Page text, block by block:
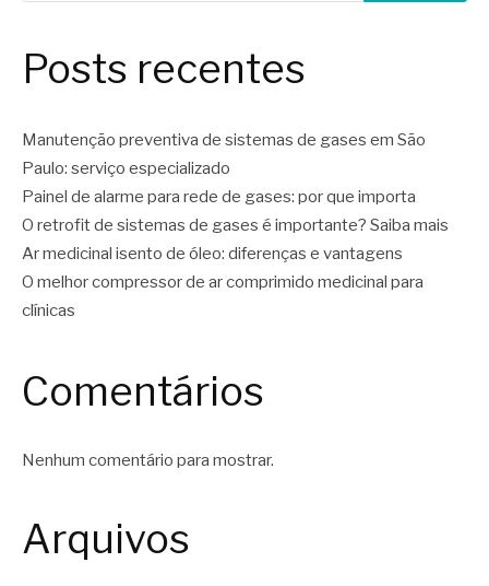
Posts recentes
Manutenção preventiva de sistemas de gases em São
Paulo: serviço especializado
Painel de alarme para rede de gases: por que importa
O retrofit de sistemas de gases é importante? Saiba mais
Ar medicinal isento de óleo: diferenças e vantagens
O melhor compressor de ar comprimido medicinal para
clínicas
Comentários
Nenhum comentário para mostrar.
Arquivos